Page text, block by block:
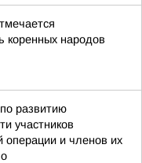
народов
развитию
участников
операции и членов их